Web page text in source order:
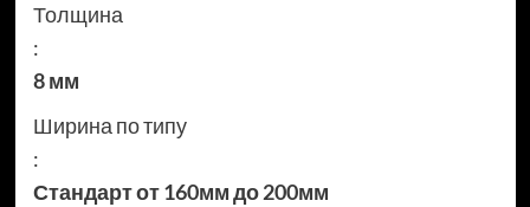
Толщина
:
8 мм
Ширина по типу
:
Стандарт от 160мм до 200мм